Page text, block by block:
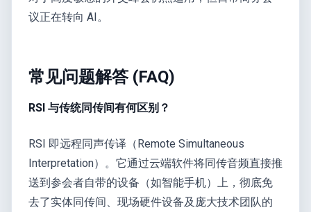
议正在转向 AI。
常见问题解答 (FAQ)
RSI 与传统同传间有何区别？
RSI 即远程同声传译（Remote Simultaneous
Interpretation）。它通过云端软件将同传音频直接推
送到参会者自带的设备（如智能手机）上，彻底免
去了实体同传间、现场硬件设备及庞大技术团队的